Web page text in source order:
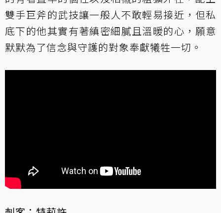
雙手巨斧的武技讓一般人不敢輕易接近，但私
底下的他其實有著縝密細膩且溫暖的心，願意
默默為了信念與守護的對象奉獻犧牲一切。